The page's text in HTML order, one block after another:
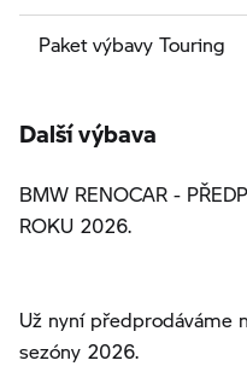
Paket výbavy Touring
Další výbava
BMW RENOCAR -
ROKU 2026.
Už nyní předprodáváme
sezóny 2026.